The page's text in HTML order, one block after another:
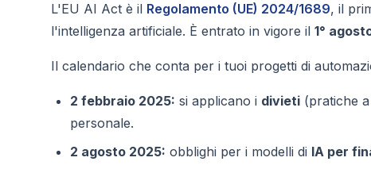
L'EU AI Act è il Regolamento (UE) 2024/1689, il
l'intelligenza artificiale. È entrato in vigore il 1°
Il calendario che conta per i tuoi progetti di
2 febbraio 2025: si applicano i divieti (pratiche
personale.
2 agosto 2025: obblighi per i modelli di IA per